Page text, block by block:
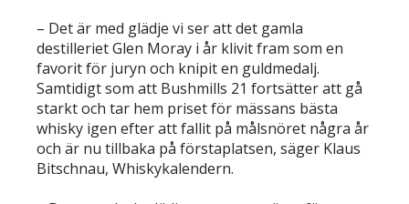
– Det är med glädje vi ser att det gamla
destilleriet Glen Moray i år klivit fram som en
favorit för juryn och knipit en guldmedalj.
Samtidigt som att Bushmills 21 fortsätter att gå
starkt och tar hem priset för mässans bästa
whisky igen efter att fallit på målsnöret några år
och är nu tillbaka på förstaplatsen, säger Klaus
Bitschnau, Whiskykalendern.